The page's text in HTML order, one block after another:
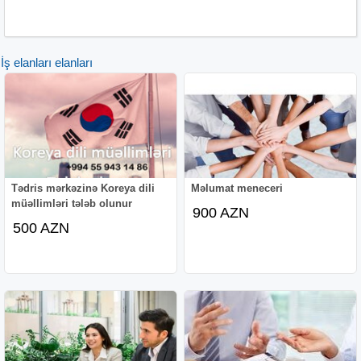
İş elanları elanları
Tədris mərkəzinə Koreya dili
müəllimləri tələb olunur
500 AZN
Məlumat meneceri
900 AZN